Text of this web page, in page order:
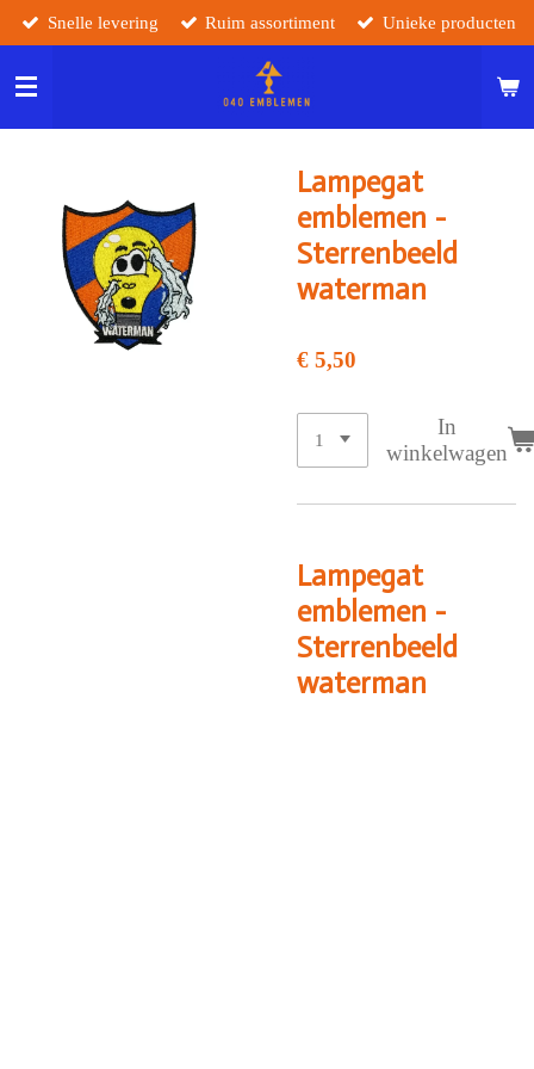
Ga
direct
naar
de
hoofdinhoud
Snelle levering Ruim assortiment Unieke producten
Lampegat
emblemen -
Sterrenbeeld
waterman
€ 5,50
In
winkelwagen
Lampegat
emblemen -
Sterrenbeeld
waterman